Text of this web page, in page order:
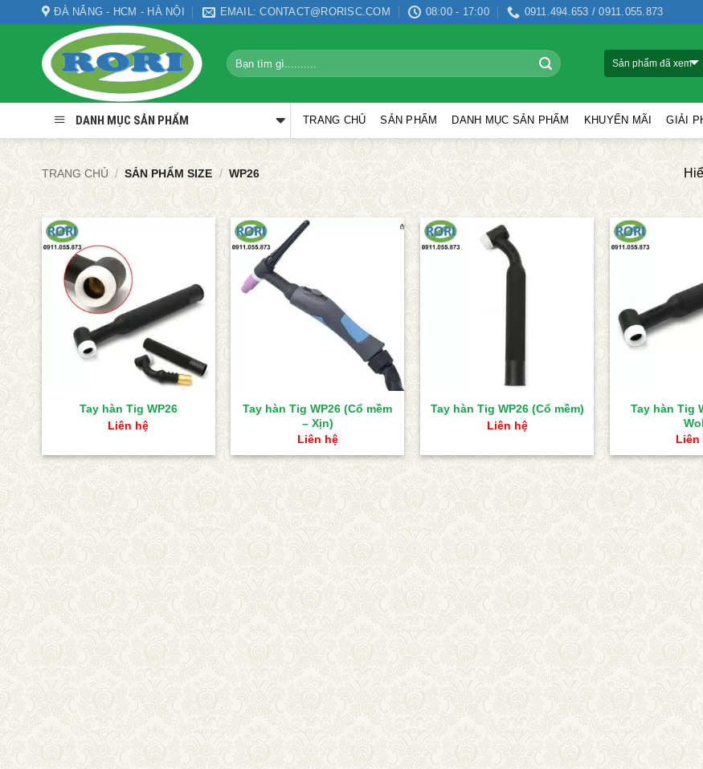
ĐÀ NẴNG - HCM - HÀ NỘI EMAIL: CONTACT@RORISC.COM 08:00 - 17:00 0911.494.653 / 0911.055.873
Tìm
kiếm:
Sản phẩm đã xem
DANH MỤC SẢN PHẨM TRANG CHỦ SẢN PHẨM DANH MỤC SẢN PHẨM KHUYẾN MÃI GIẢI
TRANG CHỦ / SẢN PHẨM SIZE / WP26
Tay hàn Tig WP26
Liên hệ
Tay hàn Tig WP26 (Cổ mềm
– Xịn)
Liên hệ
Tay hàn Tig WP26 (Cổ mềm)
Liên hệ
Tay hàn Tig
Liên